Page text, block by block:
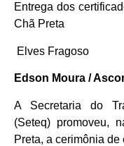
Entrega dos
Chã Preta
Elves Fragoso
Edson Moura /
A Secretaria do
(Seteq) promoveu,
Preta, a cerimônia